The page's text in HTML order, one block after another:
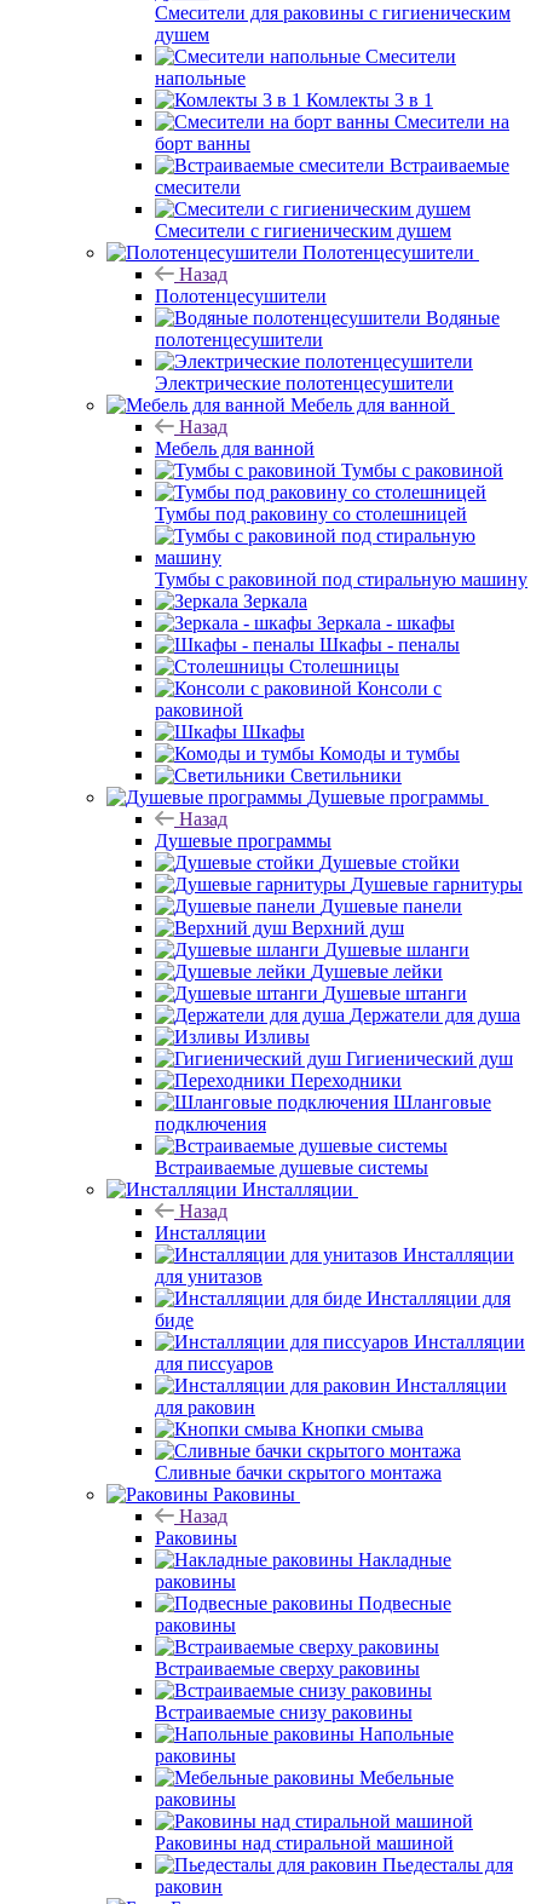
Смесители для раковины с гигиеническим
душем
Смесители
напольные
Комлекты 3 в 1
Смесители на
борт ванны
Встраиваемые
смесители
Смесители с гигиеническим душем
Полотенцесушители
Назад
Полотенцесушители
Водяные
полотенцесушители
Электрические полотенцесушители
Мебель для ванной
Назад
Мебель для ванной
Тумбы с раковиной
Тумбы под раковину со столешницей
Тумбы с раковиной под стиральную машину
Зеркала
Зеркала - шкафы
Шкафы - пеналы
Столешницы
Консоли с
раковиной
Шкафы
Комоды и тумбы
Светильники
Душевые программы
Назад
Душевые программы
Душевые стойки
Душевые гарнитуры
Душевые панели
Верхний душ
Душевые шланги
Душевые лейки
Душевые штанги
Держатели для душа
Изливы
Гигиенический душ
Переходники
Шланговые
подключения
Встраиваемые душевые системы
Инсталляции
Назад
Инсталляции
Инсталляции
для унитазов
Инсталляции для
биде
Инсталляции
для писсуаров
Инсталляции
для раковин
Кнопки смыва
Сливные бачки скрытого монтажа
Раковины
Назад
Раковины
Накладные
раковины
Подвесные
раковины
Встраиваемые сверху раковины
Встраиваемые снизу раковины
Напольные
раковины
Мебельные
раковины
Раковины над стиральной машиной
Пьедесталы для
раковин